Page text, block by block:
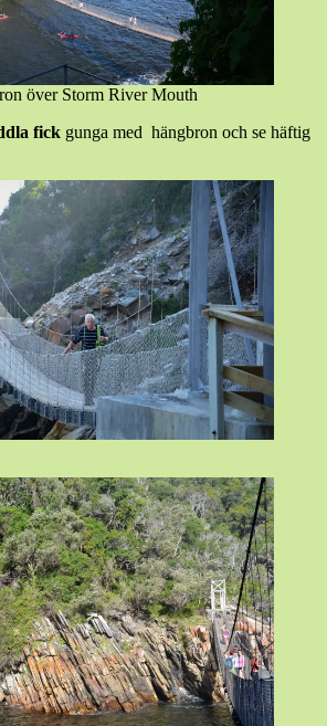
över Storm River Mouth
fick gunga med hängbron och se häftig